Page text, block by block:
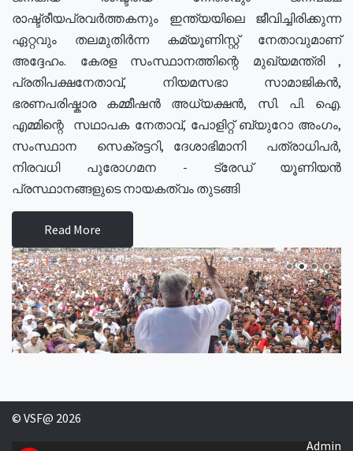
രാഷ്ട്രീയപ്രവർത്തകനും ഇന്ത്യയിലെ ജീവിച്ചിരിക്കുന്ന
ഏറ്റവും തലമുതിർന്ന കമ്യൂണിസ്റ്റ് നേതാവുമാണ്
അദ്ദേഹം. കേരള സംസ്ഥാനത്തിന്റെ മുഖ്യമന്ത്രി ,
പ്രതിപക്ഷനേതാവ്, നിയമസഭാ സാമാജികൻ,
ഭരണപരിഷ്കാര കമ്മീഷൻ അധ്യക്ഷൻ, സി. പി. ഐ.
എമ്മിന്റെ സഥാപക നേതാവ്, പോളിറ്റ് ബ്യുറോ അംഗം,
സംസ്ഥാന സെക്രട്ടറി, ദേശാഭിമാനി പത്രാധിപർ,
നിരവധി പുരോഗമന - ട്രേഡ് യൂണിയൻ
പ്രസ്ഥാനങ്ങളുടെ നായകത്വം തുടങ്ങി
Read More
© VSF@ 2026
Admin